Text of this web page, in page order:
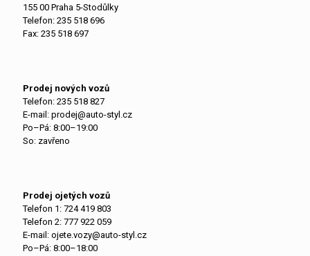
155 00 Praha 5-Stodůlky
Telefon: 235 518 696
Fax: 235 518 697
Prodej nových vozů
Telefon: 235 518 827
E-mail: prodej@auto-styl.cz
Po–Pá: 8:00–19:00
So: zavřeno
Prodej ojetých vozů
Telefon 1: 724 419 803
Telefon 2: 777 922 059
E-mail: ojete.vozy@auto-styl.cz
Po–Pá: 8:00–18:00